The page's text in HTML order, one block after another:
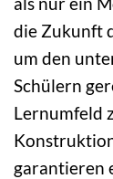
die Zukunft
um den
Schülern
Lernumfeld
garantieren